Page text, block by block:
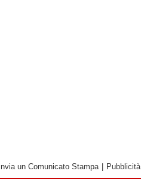
Invia un Comunicato Stampa Pubblicità